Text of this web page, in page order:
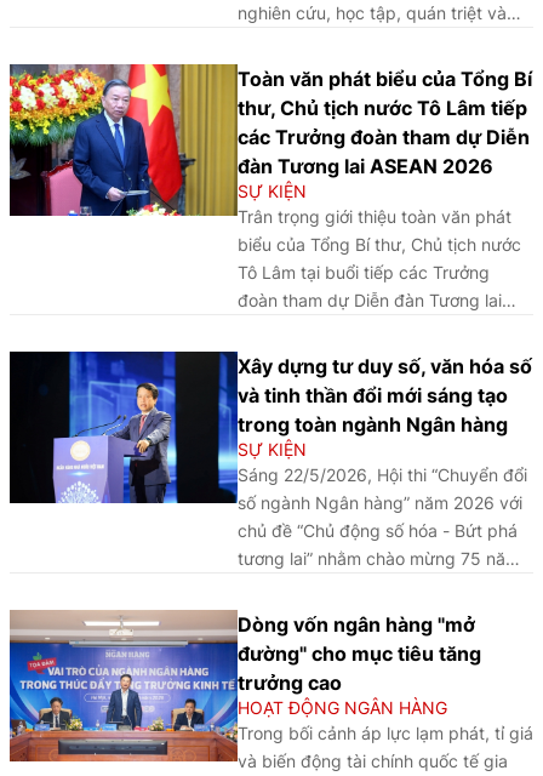
nghiên cứu, học tập, quán triệt và
10-NQ/TW ngày 8/6/2026 của Bộ
Chính trị về phát triển kinh tế có vốn
đầu tư nước ngoài. Trân trọng giới
thiệu toàn văn phát biểu của Tổng Bí
thư, Chủ tịch nước Tô Lâm tại Hội
nghị.
Toàn văn phát biểu của Tổng Bí
thư, Chủ tịch nước Tô Lâm tiếp
các Trưởng đoàn tham dự Diễn
đàn Tương lai ASEAN 2026
SỰ KIỆN
Trân trọng giới thiệu toàn văn phát
biểu của Tổng Bí thư, Chủ tịch nước
Tô Lâm tại buổi tiếp các Trưởng
đoàn tham dự Diễn đàn Tương lai
Xây dựng tư duy số, văn hóa số
và tinh thần đổi mới sáng tạo
trong toàn ngành Ngân hàng
SỰ KIỆN
Sáng 22/5/2026, Hội thi “Chuyển đổi
số ngành Ngân hàng” năm 2026 với
chủ đề “Chủ động số hóa - Bứt phá
tương lai” nhằm chào mừng 75 năm
(06/5/1951 - 06/5/2026) và hưởng
ứng Ngày Chuyển đổi số ngành
Ngân hàng năm 2026 (11/5/2026)
do Công đoàn Ngân hàng Việt Nam
tổ chức chính thức khai mạc.
Dòng vốn ngân hàng "mở
đường" cho mục tiêu tăng
trưởng cao
HOẠT ĐỘNG NGÂN HÀNG
Trong bối cảnh áp lực lạm phát, tỉ giá
và biến động tài chính quốc tế gia